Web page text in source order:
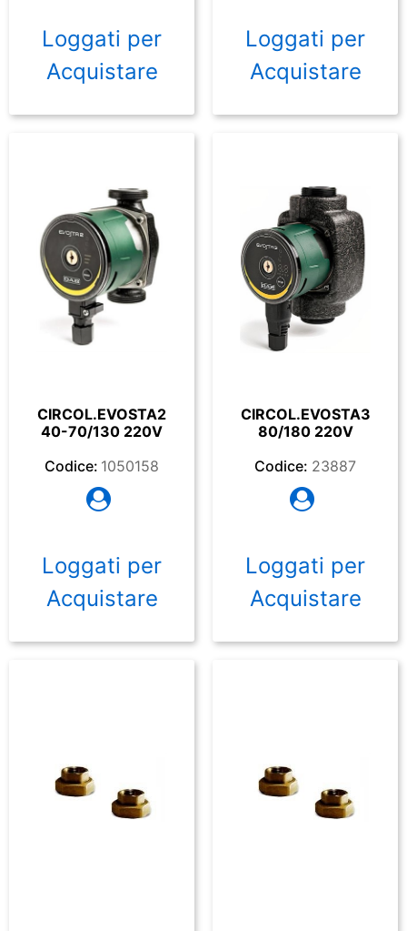
Loggati per
Acquistare
Loggati per
Acquistare
CIRCOL.EVOSTA2
40-70/130 220V
Codice: 1050158
Loggati per
Acquistare
CIRCOL.EVOSTA3
80/180 220V
Codice: 23887
Loggati per
Acquistare